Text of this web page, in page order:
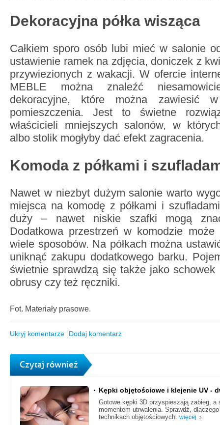
Dekoracyjna półka wisząca
Całkiem sporo osób lubi mieć w salonie
ustawienie ramek na zdjęcia, doniczek z
przywiezionych z wakacji. W ofercie
MEBLE można znaleźć
dekoracyjne, które można zawiesić
pomieszczenia. Jest to świetne
właścicieli mniejszych salonów, w
albo stolik mogłyby dać efekt zagracenia.
Komoda z półkami i
Nawet w niezbyt dużym salonie warto
miejsca na komodę z półkami i
duży – nawet niskie szafki mogą
Dodatkowa przestrzeń w komodzie
wiele sposobów. Na półkach można
uniknąć zakupu dodatkowego barku.
świetnie sprawdzą się także jako schowek
obrusy czy też ręczniki.
Fot. Materiały prasowe.
Ukryj komentarze Dodaj komentarz
Czytaj również
Kępki objętościowe i klejenie UV -
Gotowe kępki 3D przyspieszają zabieg, a
momentem utrwalenia. Sprawdź,
technikach objętościowych. więcej